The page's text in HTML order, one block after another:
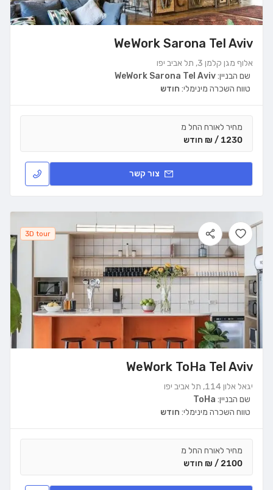
WeWork Sarona Tel Aviv
אלוף מגן קלמן 3, תל אביב יפו
שם הבניין:WeWork Sarona Tel Aviv
טווח השכרה מינימלי: חודש
מחיר לאורח החל מ
1230 / ₪ חודש
צור קשר
3D tour
WeWork ToHa Tel Aviv
יגאל אלון 114, תל אביב יפו
שם הבניין: ToHa
טווח השכרה מינימלי: חודש
מחיר לאורח החל מ
2100 / ₪ חודש